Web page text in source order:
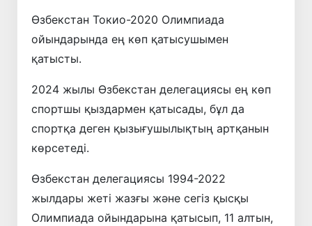
Өзбекстан Токио-2020 Олимпиада
ойындарында ең көп қатысушымен
қатысты.
2024 жылы Өзбекстан делегациясы ең көп
спортшы қыздармен қатысады, бұл да
спортқа деген қызығушылықтың артқанын
көрсетеді.
Өзбекстан делегациясы 1994-2022
жылдары жеті жазғы және сегіз қысқы
Олимпиада ойындарына қатысып, 11 алтын,